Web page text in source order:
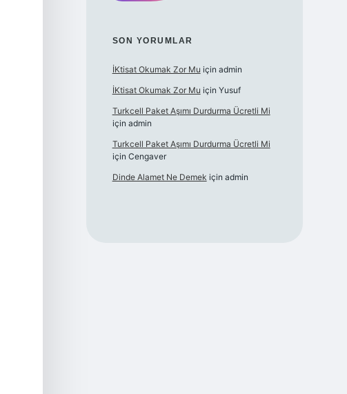
SON YORUMLAR
İKtisat Okumak Zor Mu için admin
İKtisat Okumak Zor Mu için Yusuf
Turkcell Paket Aşımı Durdurma Ücretli Mi
için admin
Turkcell Paket Aşımı Durdurma Ücretli Mi
için Cengaver
Dinde Alamet Ne Demek için admin